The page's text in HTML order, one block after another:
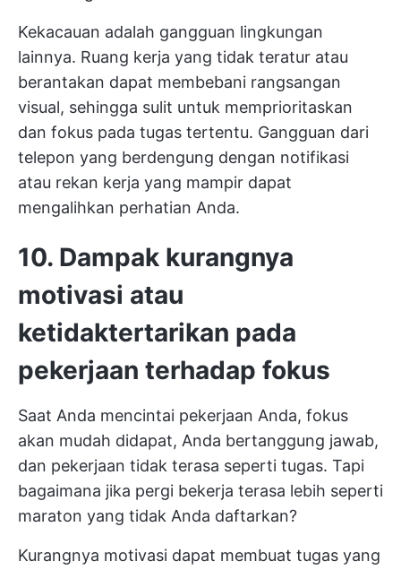
Kekacauan adalah gangguan lingkungan
lainnya. Ruang kerja yang tidak teratur atau
berantakan dapat membebani rangsangan
visual, sehingga sulit untuk memprioritaskan
dan fokus pada tugas tertentu. Gangguan dari
telepon yang berdengung dengan notifikasi
atau rekan kerja yang mampir dapat
mengalihkan perhatian Anda.
10. Dampak kurangnya
motivasi atau
ketidaktertarikan pada
pekerjaan terhadap fokus
Saat Anda mencintai pekerjaan Anda, fokus
akan mudah didapat, Anda bertanggung jawab,
dan pekerjaan tidak terasa seperti tugas. Tapi
bagaimana jika pergi bekerja terasa lebih seperti
maraton yang tidak Anda daftarkan?
Kurangnya motivasi dapat membuat tugas yang